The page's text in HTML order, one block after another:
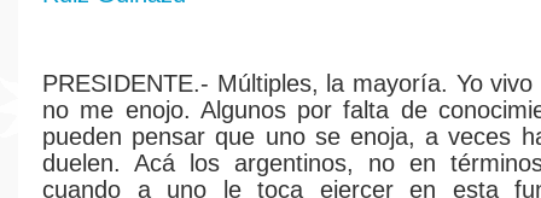
PRESIDENTE.- Múltiples, la mayoría. Yo
no me enojo. Algunos por falta de
pueden pensar que uno se enoja, a veces
duelen. Acá los argentinos, no en
cuando a uno le toca ejercer en esta